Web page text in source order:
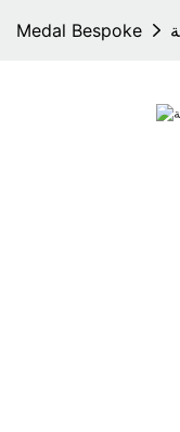
Medal Bespoke